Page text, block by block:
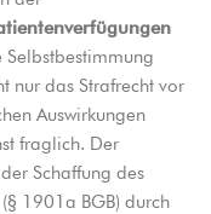
Selbstbestimmung
nur das Strafrecht vor
Auswirkungen
fraglich. Der
Schaffung des
1901a BGB) durch